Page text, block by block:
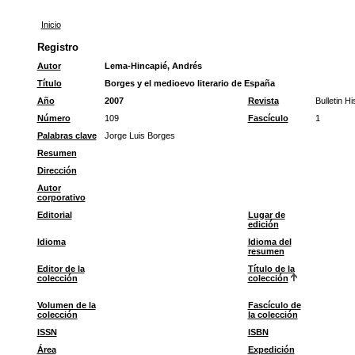
Inicio
Registro
Autor
Lema-Hincapié, Andrés
Título
Borges y el medioevo literario de España
Año
2007 Revista Bulletin
Número
109 Fascículo 1
Palabras clave
Jorge Luis Borges
Resumen
Dirección
Autor
corporativo
Editorial
Lugar de
edición
Idioma
Idioma del
resumen
Editor de la
colección
Título de la
colección
Volumen de la
colección
Fascículo de
la colección
ISSN ISBN
Área
Expedición